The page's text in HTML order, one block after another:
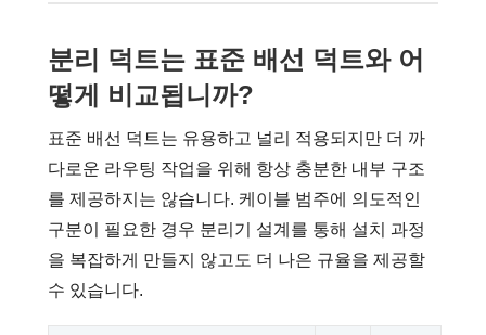
분리 덕트는 표준 배선 덕트와 어
떻게 비교됩니까?
표준 배선 덕트는 유용하고 널리 적용되지만 더 까
다로운 라우팅 작업을 위해 항상 충분한 내부 구조
를 제공하지는 않습니다. 케이블 범주에 의도적인
구분이 필요한 경우 분리기 설계를 통해 설치 과정
을 복잡하게 만들지 않고도 더 나은 규율을 제공할
수 있습니다.